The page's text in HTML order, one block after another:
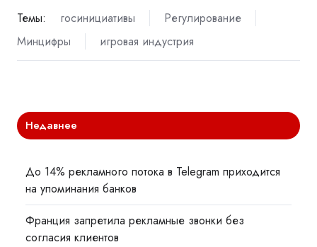
Темы: госинициативы
Регулирование
Минцифры
игровая индустрия
Недавнее
До 14% рекламного потока в Telegram приходится
на упоминания банков
Франция запретила рекламные звонки без
согласия клиентов